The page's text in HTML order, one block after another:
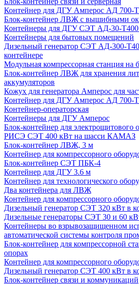
Контейнер для ДГУ Амперос АД 700-
Блок-контейнер ЛВЖ с вышибными
Контейнеры для ДГУ СЭТ АД-30-
Контейнеры для бытовых помещений
Дизельный генератор СЭТ АД-300-
контейнере
Модульная компрессорная станция на
Блок-контейнер ЛВЖ для хранения
аккумуляторов
Кожух для генератора Амперос для
Контейнер для ДГУ Амперос АД 700-
Контейнер-операторская
Контейнеры для ДГУ Амперос
Блок-контейнер для электрощитового
РИСЭ СЭТ 400 кВт на шасси КАМАЗ
Блок-контейнер ЛВЖ, 3 м
Контейнер для компрессорного
Блок-контейнер СЭТ ПБК-4
Контейнер для ДГУ 3.6 м
Контейнер для технологического
Два контейнера для ЛВЖ
Контейнер для компрессорного
Дизельный генератор СЭТ 320 кВт в
Дизельные генераторы СЭТ 30 и 60
Контейнеры во взрывозащищенном
автоматической системы контроля
Блок-контейнер для компрессорной
опорах
Контейнер для компрессорного
Дизельный генератор СЭТ 400 кВт в
Блок-контейнер связи и коммуникаций